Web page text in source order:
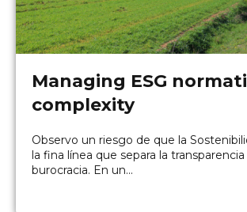
Managing ESG
complexity
Observo un riesgo de que la
la fina línea que separa la transparencia
burocracia. En un...